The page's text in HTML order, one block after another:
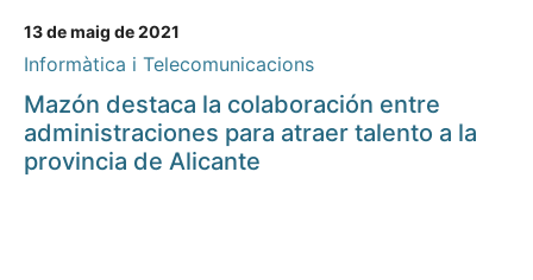
13 de maig de 2021
Informàtica i Telecomunicacions
Mazón destaca la colaboración entre
administraciones para atraer talento a la
provincia de Alicante